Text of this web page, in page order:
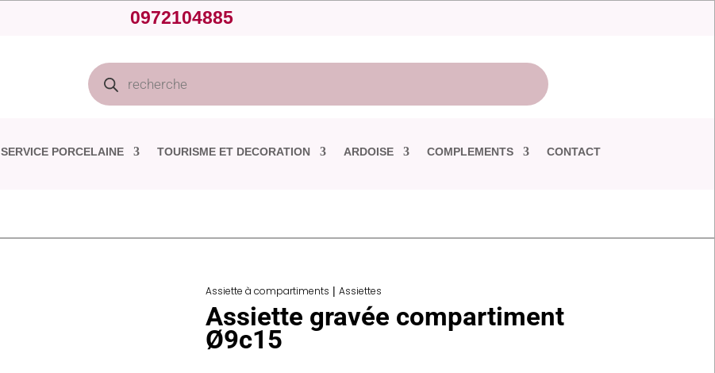
0972104885
Recherche
de
produits
SERVICE PORCELAINE TOURISME ET DECORATION ARDOISE COMPLEMENTS CONTACT
Assiette à compartiments |Assiettes
Assiette gravée compartiment
Ø9c15